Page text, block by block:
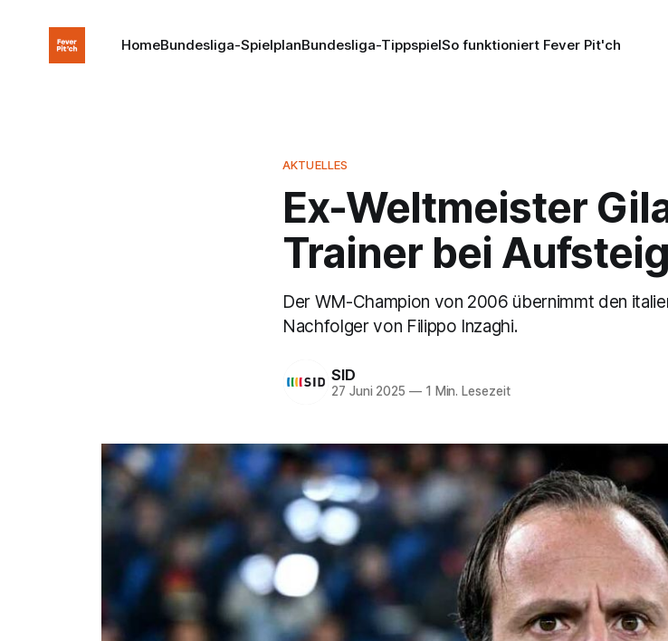
HomeBundesliga-SpielplanBundesliga-TippspielSo funktioniert Fever Pit'ch
AKTUELLES
Ex-Weltmeister
Trainer bei
Der WM-Champion von 2006 übernimmt den
Nachfolger von Filippo Inzaghi.
SID
27 Juni 2025 —1 Min. Lesezeit